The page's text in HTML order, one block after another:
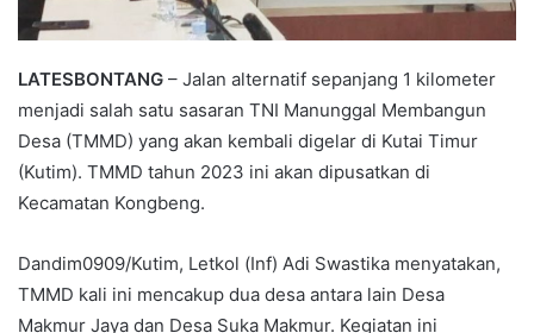
LATESBONTANG – Jalan alternatif sepanjang 1 kilometer
menjadi salah satu sasaran TNI Manunggal Membangun
Desa (TMMD) yang akan kembali digelar di Kutai Timur
(Kutim). TMMD tahun 2023 ini akan dipusatkan di
Kecamatan Kongbeng.
Dandim0909/Kutim, Letkol (Inf) Adi Swastika menyatakan,
TMMD kali ini mencakup dua desa antara lain Desa
Makmur Jaya dan Desa Suka Makmur. Kegiatan ini